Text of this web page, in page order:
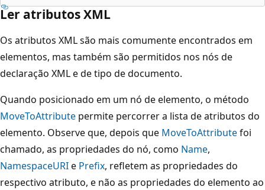
Ler atributos XML
Os atributos XML são mais comumente encontrados em
elementos, mas também são permitidos nos nós de
declaração XML e de tipo de documento.
Quando posicionado em um nó de elemento, o método
MoveToAttribute permite percorrer a lista de atributos do
elemento. Observe que, depois que MoveToAttributefoi
chamado, as propriedades do nó, como Name,
NamespaceURIe Prefix, refletem as propriedades do
respectivo atributo, e não as propriedades do elemento ao